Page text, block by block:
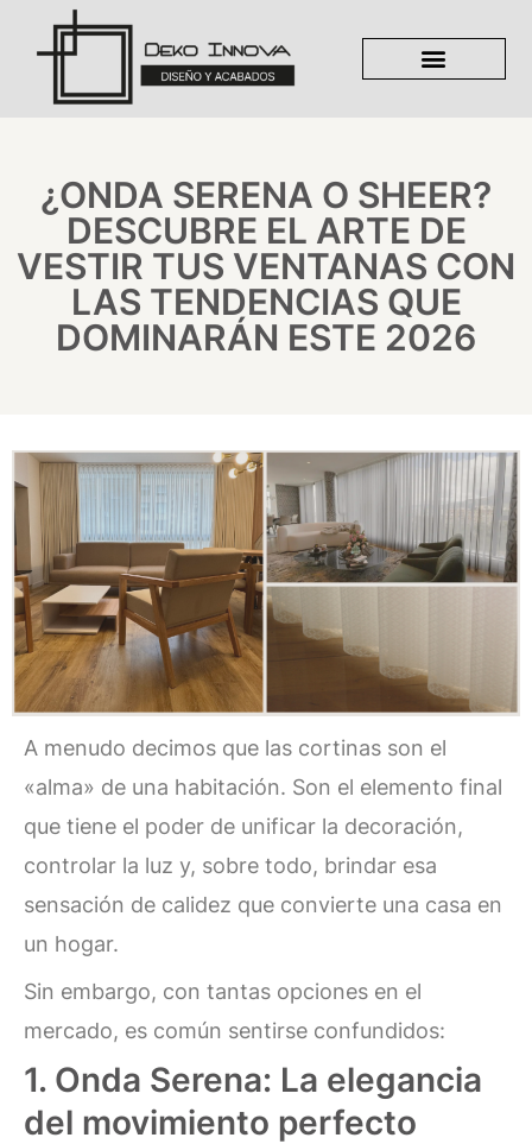
contenido
¿ONDA SERENA O SHEER?
DESCUBRE EL ARTE DE
VESTIR TUS VENTANAS CON
LAS TENDENCIAS QUE
DOMINARÁN ESTE 2026
A menudo decimos que las cortinas son el
«alma» de una habitación. Son el elemento final
que tiene el poder de unificar la decoración,
controlar la luz y, sobre todo, brindar esa
sensación de calidez que convierte una casa en
un hogar.
Sin embargo, con tantas opciones en el
mercado, es común sentirse confundidos:
1. Onda Serena: La elegancia
del movimiento perfecto